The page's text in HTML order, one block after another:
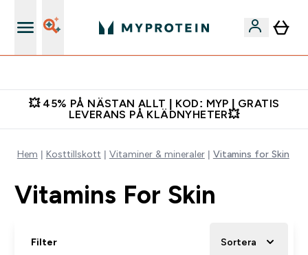
💥 45% PÅ NÄSTAN ALLT | KOD: MYP | GRATIS
LEVERANS PÅ KLÄDNYHETER💥
Hem Kosttillskott Vitaminer & mineraler Vitamins for Skin
Vitamins For Skin
Filter Sortera